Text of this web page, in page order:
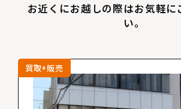
お近くにお越しの際はお気軽に
い。
買取+販売